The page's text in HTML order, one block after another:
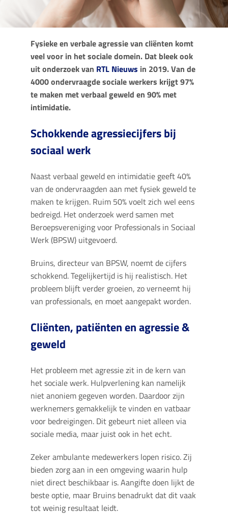
Fysieke en verbale agressie van cliënten komt
veel voor in het sociale domein. Dat bleek ook
uit onderzoek van RTL Nieuws in 2019. Van de
4000 ondervraagde sociale werkers krijgt 97%
te maken met verbaal geweld en 90% met
intimidatie.
Schokkende agressiecijfers bij
sociaal werk
Naast verbaal geweld en intimidatie geeft 40%
van de ondervraagden aan met fysiek geweld te
maken te krijgen. Ruim 50% voelt zich wel eens
bedreigd. Het onderzoek werd samen met
Beroepsvereniging voor Professionals in Sociaal
Werk (BPSW) uitgevoerd.
Bruins, directeur van BPSW, noemt de cijfers
schokkend. Tegelijkertijd is hij realistisch. Het
probleem blijft verder groeien, zo verneemt hij
van professionals, en moet aangepakt worden.
Cliënten, patiënten en agressie &
geweld
Het probleem met agressie zit in de kern van
het sociale werk. Hulpverlening kan namelijk
niet anoniem gegeven worden. Daardoor zijn
werknemers gemakkelijk te vinden en vatbaar
voor bedreigingen. Dit gebeurt niet alleen via
sociale media, maar juist ook in het echt.
Zeker ambulante medewerkers lopen risico. Zij
bieden zorg aan in een omgeving waarin hulp
niet direct beschikbaar is. Aangifte doen lijkt de
beste optie, maar Bruins benadrukt dat dit vaak
tot weinig resultaat leidt.